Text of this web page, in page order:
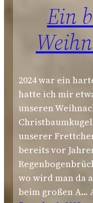
Ein
2024 war ein
hatte ich mir
unseren
unserer
bereits vor
wo wird man da
beim großen A…